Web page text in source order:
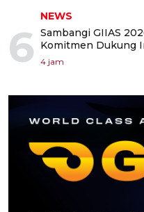
6
NEWS
Sambangi GIIAS
Komitmen Dukung
4 jam